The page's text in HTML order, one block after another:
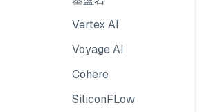
Vertex AI
Voyage AI
Cohere
SiliconFLow